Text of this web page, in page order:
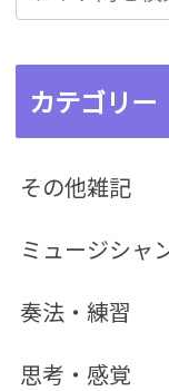
カテゴリー
その他雑記
ミュージシャ
奏法・練習
思考・感覚